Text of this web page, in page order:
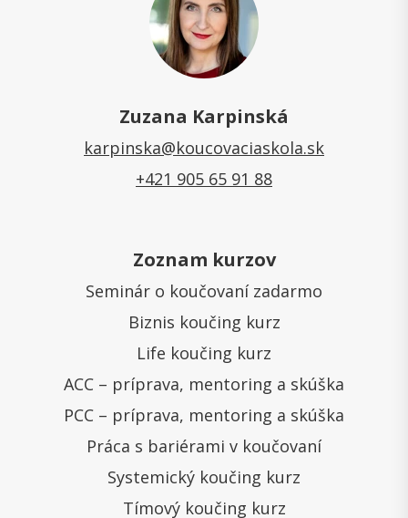
Zuzana Karpinská
karpinska@koucovaciaskola.sk
+421 905 65 91 88
Zoznam kurzov
Seminár o koučovaní zadarmo
Biznis koučing kurz
Life koučing kurz
ACC – príprava, mentoring a skúška
PCC – príprava, mentoring a skúška
Práca s bariérami v koučovaní
Systemický koučing kurz
Tímový koučing kurz